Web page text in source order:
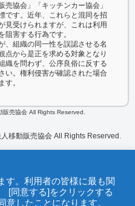
協会」「キッチンカー協会」
です。近年、これらと混同を招
見受けられますが、これは利用
阻害する行為です。
、組織の同一性を誤認させる名
点から是正を求める対象となり
織を問わず、公序良俗に反する
い。権利侵害が確認された場合
す。
売協会 All Rights Reserved.
動販売協会 All Rights Reserved.
す。利用者の皆様に最も関
[同意する]をクリックする
意したことになります。